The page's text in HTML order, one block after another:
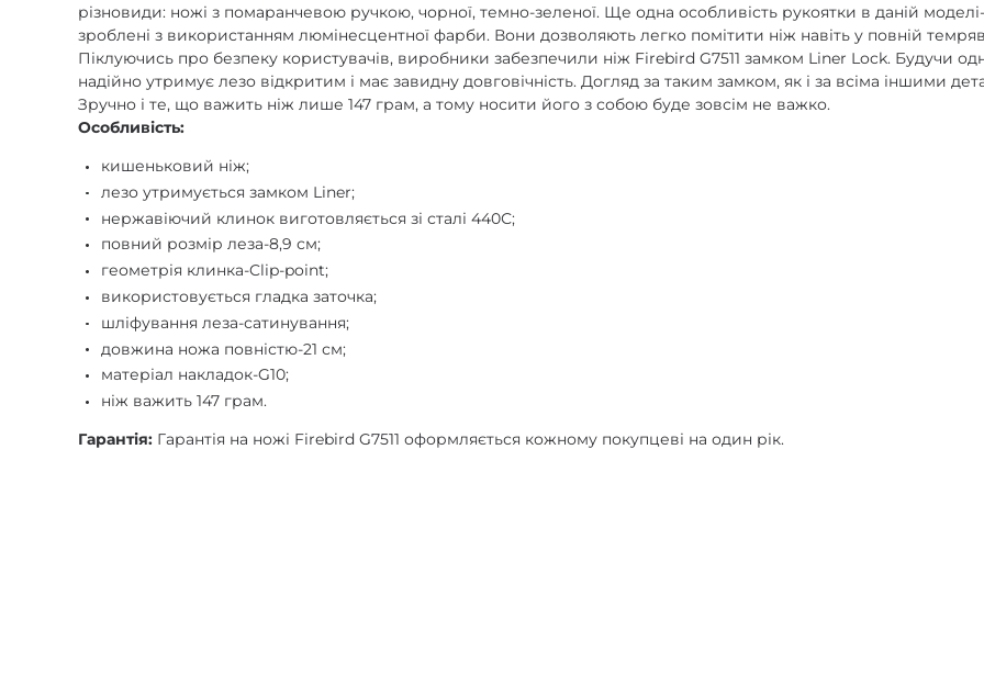
різновиди: ножі з помаранчевою ручкою, чорної, темно-зеленої. Ще одна особливість рукоятки в даній
зроблені з використанням люмінесцентної фарби. Вони дозволяють легко помітити ніж навіть у повній
Піклуючись про безпеку користувачів, виробники забезпечили ніж Firebird G7511 замком Liner Lock. Будучи
надійно утримує лезо відкритим і має завидну довговічність. Догляд за таким замком, як і за всіма іншими
Зручно і те, що важить ніж лише 147 грам, а тому носити його з собою буде зовсім не важко.
Особливість:
кишеньковий ніж;
лезо утримується замком Liner;
нержавіючий клинок виготовляється зі сталі 440С;
повний розмір леза-8,9 см;
геометрія клинка-Clip-point;
використовується гладка заточка;
шліфування леза-сатинування;
довжина ножа повністю-21 см;
матеріал накладок-G10;
ніж важить 147 грам.
Гарантія: Гарантія на ножі Firebird G7511 оформляється кожному покупцеві на один рік.